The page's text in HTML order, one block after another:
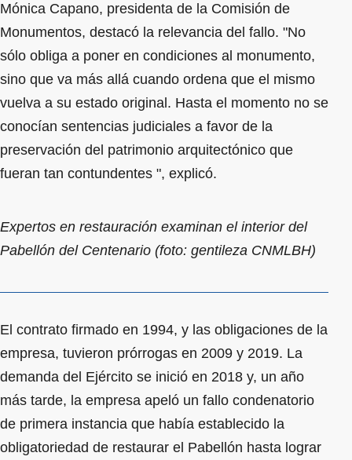
Mónica Capano, presidenta de la Comisión de
Monumentos, destacó la relevancia del fallo. "No
sólo obliga a poner en condiciones al monumento,
sino que va más allá cuando ordena que el mismo
vuelva a su estado original. Hasta el momento no se
conocían sentencias judiciales a favor de la
preservación del patrimonio arquitectónico que
fueran tan contundentes ", explicó.
Expertos en restauración examinan el interior del
Pabellón del Centenario (foto: gentileza CNMLBH)
El contrato firmado en 1994, y las obligaciones de la
empresa, tuvieron prórrogas en 2009 y 2019. La
demanda del Ejército se inició en 2018 y, un año
más tarde, la empresa apeló un fallo condenatorio
de primera instancia que había establecido la
obligatoriedad de restaurar el Pabellón hasta lograr